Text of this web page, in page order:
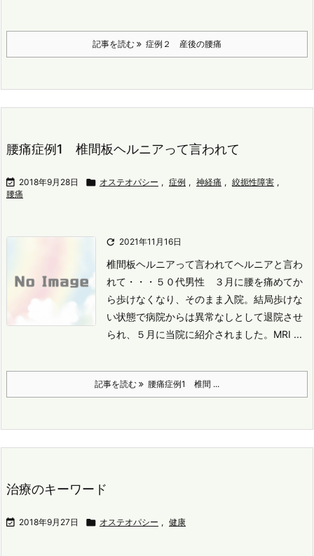
記事を読む 症例２ 産後の腰痛
腰痛症例1 椎間板ヘルニアって言われて
 2018年9月28日  オステオパシー , 症例 , 神経痛 , 絞扼性障害 ,
腰痛
 2021年11月16日
椎間板ヘルニアって言われてヘルニアと言わ
れて・・・ ５０代男性 ３月に腰を痛めてか
ら歩けなくなり、そのまま入院。 結局歩けな
い状態で病院からは異常なしとして退院させ
られ、５月に当院に紹介されました。 MRI ...
記事を読む 腰痛症例1 椎間 ...
治療のキーワード
 2018年9月27日  オステオパシー , 健康